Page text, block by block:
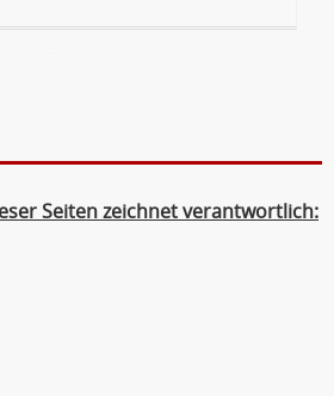
Seiten zeichnet verantwortlich: